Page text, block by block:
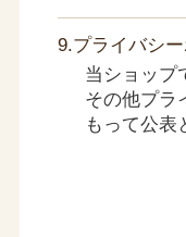
9.プライバシ
当ショップ
その他プラ
もって公表